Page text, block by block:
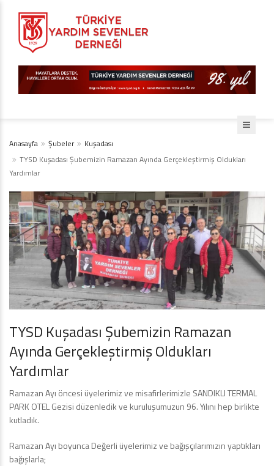
Anasayfa Şubeler
Kuşadası
TYSD Kuşadası Şubemizin Ramazan Ayında Gerçekleştirmiş Oldukları
Yardımlar
TYSD Kuşadası Şubemizin Ramazan
Ayında Gerçekleştirmiş Oldukları
Yardımlar
Ramazan Ayı öncesi üyelerimiz ve misafirlerimizle SANDIKLI TERMAL
PARK OTEL Gezisi düzenledik ve kuruluşumuzun 96. Yılını hep birlikte
kutladık.
Ramazan Ayı boyunca Değerli üyelerimiz ve bağışçılarımızın yaptıkları
bağışlarla;